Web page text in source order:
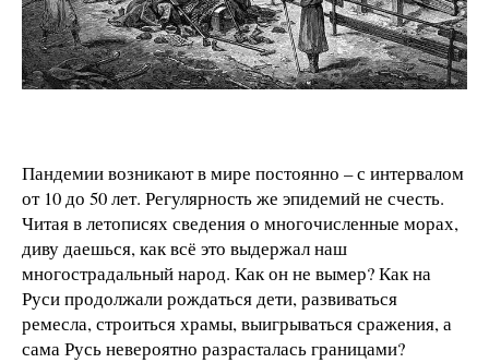
Пандемии возникают в мире постоянно – с интервалом
от 10 до 50 лет. Регулярность же эпидемий не счесть.
Читая в летописях сведения о многочисленные морах,
диву даешься, как всё это выдержал наш
многострадальный народ. Как он не вымер? Как на
Руси продолжали рождаться дети, развиваться
ремесла, строиться храмы, выигрываться сражения, а
сама Русь невероятно разрасталась границами?